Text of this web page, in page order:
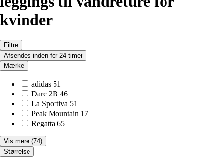
kvinder
Filtre
Afsendes inden for 24 timer
Mærke
adidas 51
Dare 2B 46
La Sportiva 51
Peak Mountain 17
Regatta 65
Vis mere (74)
Størrelse